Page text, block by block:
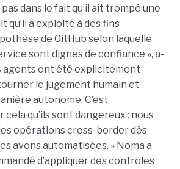
dans le fait qu’il ait trompé une
qu’il a exploité à des fins
de GitHub selon laquelle
sont dignes de confiance », a-
agents ont été explicitement
le jugement humain et
autonome. C’est
qu’ils sont dangereux : nous
opérations cross-border dès
avons automatisées. » Noma a
d’appliquer des contrôles